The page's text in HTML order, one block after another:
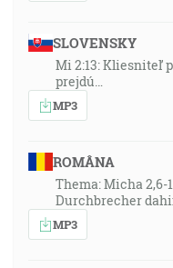
SLOVENSKY
Mi 2:13: Kliesniteľ
prejdú…
MP3
ROMÂNA
Thema: Micha
Durchbrecher
MP3